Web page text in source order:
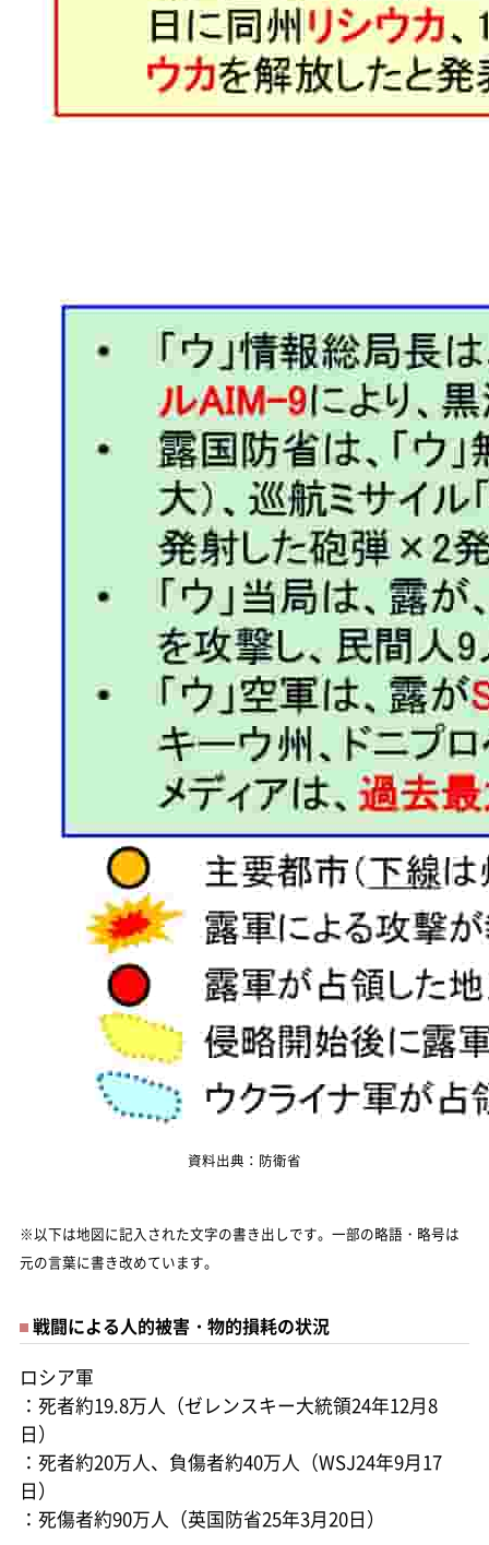
資料出典：防衛省
※以下は地図に記入された文字の書き出しです。一部の略語・略号は
元の言葉に書き改めています。
戦闘による人的被害・物的損耗の状況
ロシア軍
：死者約19.8万人（ゼレンスキー大統領24年12月8
日）
：死者約20万人、負傷者約40万人（WSJ24年9月17
日）
：死傷者約90万人（英国防省25年3月20日）